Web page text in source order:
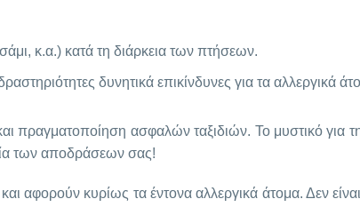
κ.α.) κατά τη διάρκεια των πτήσεων.
δυνητικά επικίνδυνες για τα αλλεργικά
πραγματοποίηση ασφαλών ταξιδιών. Το μυστικό για
των αποδράσεων σας!
αφορούν κυρίως τα έντονα αλλεργικά άτομα. Δεν είναι